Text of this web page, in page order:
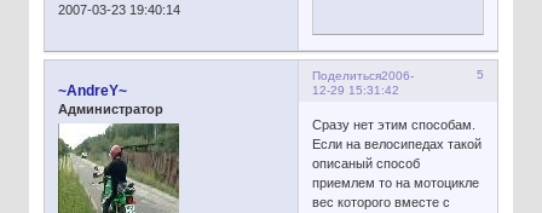
2007-03-23 19:40:14
Поделиться 5
2006-
12-29 15:31:42
~AndreY~
Администратор
Сразу нет этим способам.
Если на велосипедах такой
описаный способ
приемлем то на мотоцикле
вес которого вместе с